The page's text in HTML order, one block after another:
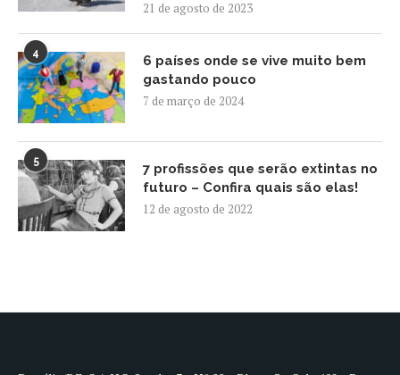
21 de agosto de 2023
4
6 países onde se vive muito bem
gastando pouco
7 de março de 2024
5
7 profissões que serão extintas no
futuro – Confira quais são elas!
12 de agosto de 2022